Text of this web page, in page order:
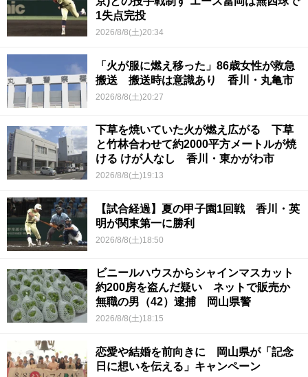
1失点完投
2026/8/8(土)20:34
「火が服に燃え移った」86歳女性が救急
搬送 搬送時は意識あり 香川・丸亀市
2026/8/8(土)20:27
下草を焼いていた火が燃え広がる 下草
と竹林合わせて約2000平方メートルが焼
ける けが人なし 香川・東かがわ市
2026/8/8(土)19:13
【試合経過】夏の甲子園1回戦 香川・英
明が関東第一に勝利
2026/8/8(土)18:50
ビニールハウスからシャインマスカット
約200房を盗んだ疑い ネットで販売か
無職の男（42）逮捕 岡山県警
2026/8/8(土)18:15
恋愛や結婚を前向きに 岡山県が「記念
日に想いを伝える」キャンペーン